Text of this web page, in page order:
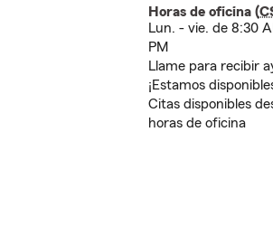
Horas de oficina (
Lun. - vie. de 8:30
PM
Llame para recibir
¡Estamos
Citas disponibles
horas de oficina